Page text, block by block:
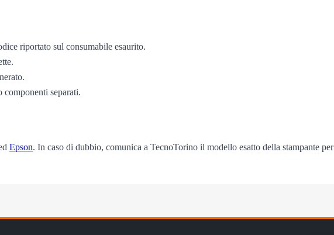
riportato sul consumabile esaurito.
componenti separati.
Epson. In caso di dubbio, comunica a TecnoTorino il modello esatto della stampante per